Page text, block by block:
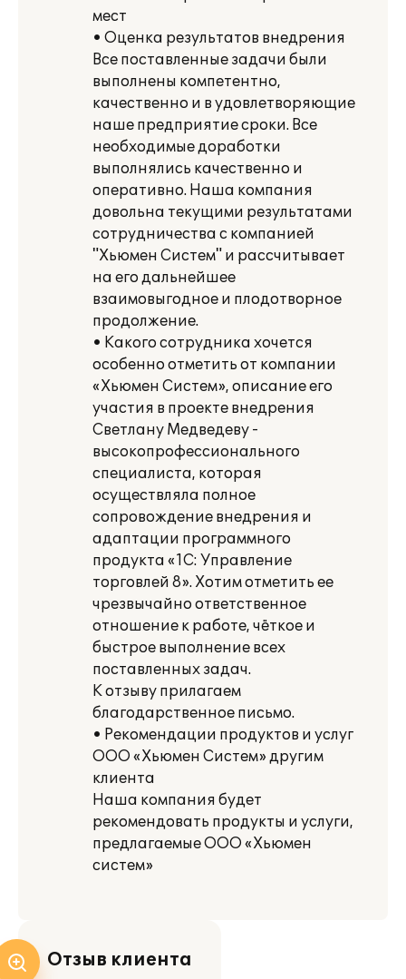
мест
• Оценка результатов внедрения
Все поставленные задачи были
выполнены компетентно,
качественно и в удовлетворяющие
наше предприятие сроки. Все
необходимые доработки
выполнялись качественно и
оперативно. Наша компания
довольна текущими результатами
сотрудничества с компанией
"Хьюмен Систем" и рассчитывает
на его дальнейшее
взаимовыгодное и плодотворное
продолжение.
• Какого сотрудника хочется
особенно отметить от компании
«Хьюмен Систем», описание его
участия в проекте внедрения
Светлану Медведеву -
высокопрофессионального
специалиста, которая
осуществляла полное
сопровождение внедрения и
адаптации программного
продукта «1С: Управление
торговлей 8». Хотим отметить ее
чрезвычайно ответственное
отношение к работе, чёткое и
быстрое выполнение всех
поставленных задач.
К отзыву прилагаем
благодарственное письмо.
• Рекомендации продуктов и услуг
ООО «Хьюмен Систем» другим
клиента
Наша компания будет
рекомендовать продукты и услуги,
предлагаемые ООО «Хьюмен
систем»
Отзыв клиента